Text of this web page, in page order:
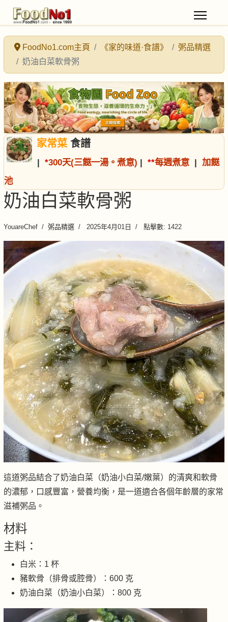
FoodNo1.com主頁 《家的味道·食譜》
粥品精選
奶油白菜軟骨粥
家常菜食譜
| *300天(三餸一湯。煮意) | **每週煮意 | 加餸
池
奶油白菜軟骨粥
YouareChef 粥品精選 2025年4月01日 點擊數: 1422
這道粥品結合了奶油白菜（奶油小白菜/嫩葉）的清爽和軟骨
的濃郁，口感豐富，營養均衡，是一道適合各個年齡層的家常
滋補粥品。
材料
主料：
白米：1 杯
豬軟骨（排骨或腔骨）：600 克
奶油白菜（奶油小白菜）：800 克